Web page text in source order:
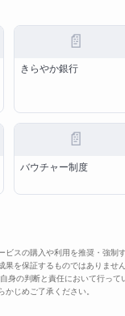
📄
きらやか銀行
📄
バウチャー制度
スの購入や利用を推奨・強制
を保証するものではありませ
身の判断と責任において行っ
じめご了承ください。